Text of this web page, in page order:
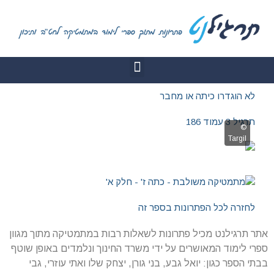
לא הוגדרו כיתה או מחבר
תרגיל 3 עמוד 186
לחזרה לכל הפתרונות בספר זה
אתר תרגילנט מכיל פתרונות לשאלות רבות במתמטיקה מתוך מגוון
ספרי לימוד המאושרים על ידי משרד החינוך ונלמדים באופן שוטף
בבתי הספר כגון: יואל גבע, בני גורן, יצחק שלו ואתי עוזרי, גבי